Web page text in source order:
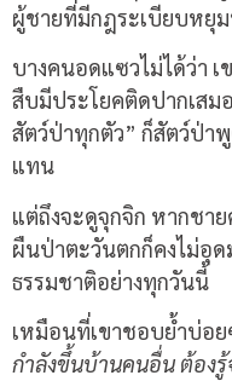
ผู้ชายที่มีกฎระเบียบหยุ
บางคนอดแซวไม่ได้ว่า เ
สืบมีประโยคติดปากเสม
สัตว์ป่าทุกตัว” ก็สัตว์ป่า
แทน
แต่ถึงจะดูจุกจิก หากชา
ผืนป่าตะวันตกก็คงไม่อุ
ธรรมชาติอย่างทุกวันนี้
เหมือนที่เขาชอบย้ำบ่อย
กำลังขึ้นบ้านคนอื่น ต้อง